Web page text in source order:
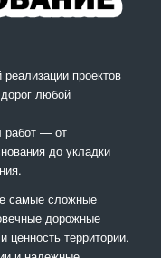
проектов
любой
работ — от
до укладки
самые сложные
дорожные
территории.